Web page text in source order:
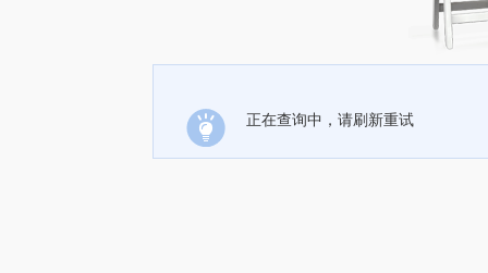
正在查询中，请刷新重试